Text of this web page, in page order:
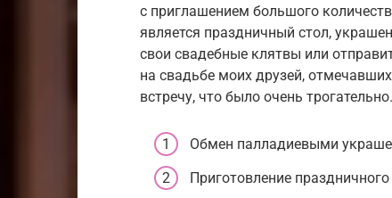
с приглашением большого
является праздничный стол,
свои свадебные клятвы или
на свадьбе моих друзей,
встречу, что было очень трогательно.
Обмен палладиевыми
Приготовление